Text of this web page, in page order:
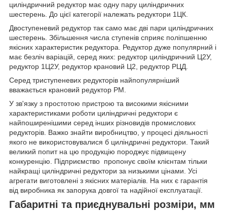
циліндричний редуктор має одну пару циліндричних
шестерень. До цієї категорії належать редуктори 1ЦК.
Двоступеневий редуктор так само має дві пари циліндричних
шестерень. Збільшення числа ступенів сприяє поліпшенню
якісних характеристик редуктора. Редуктор дуже популярний і
має безліч варіацій, серед яких: редуктор циліндричний Ц2У,
редуктор 1Ц2У, редуктор крановий Ц2, редуктор РЦД.
Серед триступеневих редукторів найпопулярніший
вважається крановий редуктор РМ.
У зв'язку з простотою пристрою та високими якісними
характеристиками роботи циліндричні редуктори є
найпоширенішими серед інших різновидів промислових
редукторів. Важко знайти виробництво, у процесі діяльності
якого не використовувалися б циліндричні редуктори. Такий
великий попит на цю продукцію породжує підвищену
конкуренцію. Підприємство пропонує своїм клієнтам тільки
найкращі циліндричні редуктори за низькими цінами. Усі
агрегати виготовлені з якісних матеріалів. На них є гарантія
від виробника як запорука довгої та надійної експлуатації.
Габаритні та приєднувальні розміри, мм